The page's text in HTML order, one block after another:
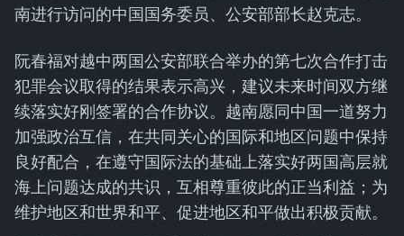
南进行访问的中国国务委员、公安部部长赵克志。
阮春福对越中两国公安部联合举办的第七次合作打击
犯罪会议取得的结果表示高兴，建议未来时间双方继
续落实好刚签署的合作协议。越南愿同中国一道努力
加强政治互信，在共同关心的国际和地区问题中保持
良好配合，在遵守国际法的基础上落实好两国高层就
海上问题达成的共识，互相尊重彼此的正当利益；为
维护地区和世界和平、促进地区和平做出积极贡献。